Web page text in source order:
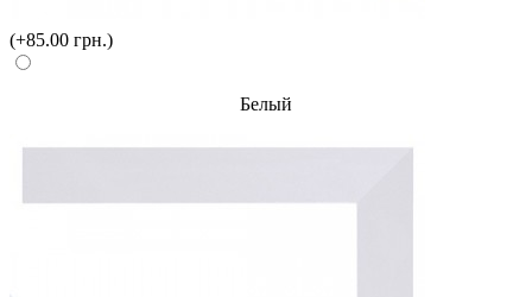
(+85.00 грн.)
Белый